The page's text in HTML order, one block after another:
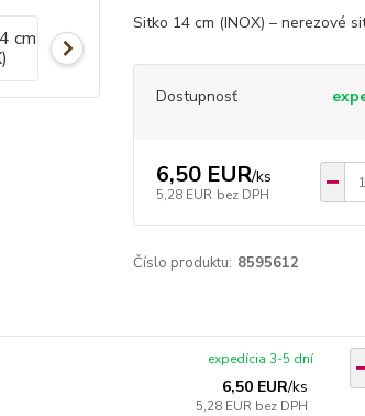
Sitko 14 cm (INOX) – nerezové
Dostupnosť
6,50 EUR/ks
5,28 EUR bez DPH
Číslo produktu: 8595612
6,50 EUR/ks
5,28 EUR bez DPH
expedícia 3-5 dní